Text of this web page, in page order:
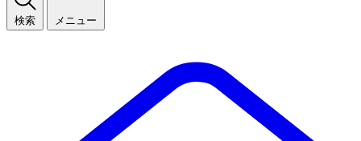
検索 メニュー